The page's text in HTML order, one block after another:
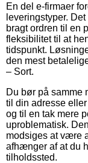
En del e-firmaer
leveringstyper.
bragt ordren til en
fleksibilitet til at
tidspunkt.
den mest
– Sort.
Du bør på samme
til din adresse
og til en tak mere
uproblematisk.
modsiges at være
afhænger af at du
tilholdssted.